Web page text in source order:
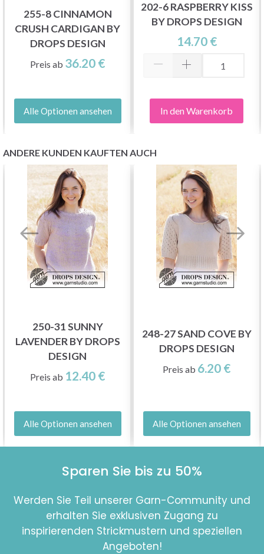
255-8 CINNAMON
CRUSH CARDIGAN BY
DROPS DESIGN
Preis ab 36.20 €
Alle Optionen ansehen
202-6 RASPBERRY KISS
BY DROPS DESIGN
14.70 €
In den Warenkorb
ANDERE KUNDEN KAUFTEN AUCH
250-31 SUNNY
LAVENDER BY DROPS
DESIGN
Preis ab 12.40 €
Alle Optionen ansehen
248-27 SAND COVE BY
DROPS DESIGN
Preis ab 6.20 €
Alle Optionen ansehen
Sparen Sie bis zu 50%
Werden Sie Teil unserer Garn-Community und
erhalten Sie exklusiven Zugang zu
inspirierenden Strickmustern und speziellen
Angeboten!